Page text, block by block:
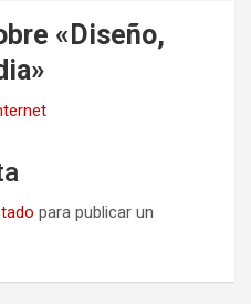
« Diseño,
»
para publicar un